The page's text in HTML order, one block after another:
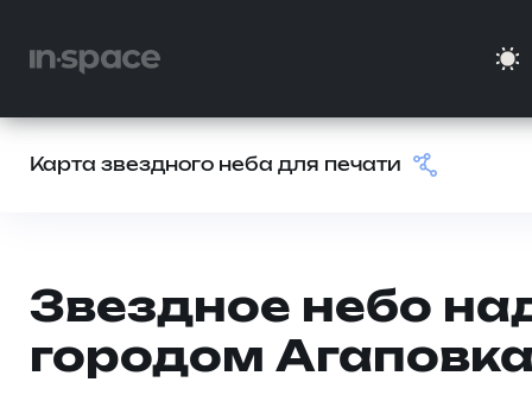
Карта звездного неба для печати
Звездное небо
городом